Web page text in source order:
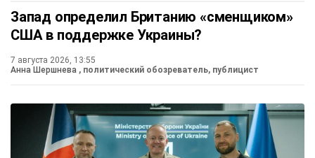
Запад определил Британию «сменщиком»
США в поддержке Украины?
7 августа 2026, 13:55
Анна Шершнева , политический обозреватель, публицист